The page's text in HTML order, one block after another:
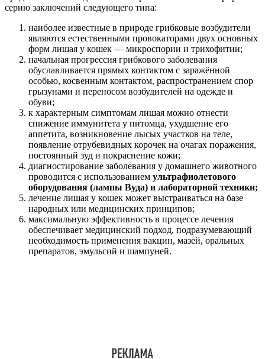
серию заключений следующего типа:
наиболее известные в природе грибковые возбудители
являются естественными провокаторами двух основных
форм лишая у кошек — микроспории и трихофитии;
начальная прогрессия грибкового заболевания
обуславливается прямых контактом с заражённой
особью, косвенным контактом, распространением спор
грызунами и переносом возбудителей на одежде и
обуви;
к характерным симптомам лишая можно отнести
снижение иммунитета у питомца, ухудшение его
аппетита, возникновение лысых участков на теле,
появление отрубевидных корочек на очагах поражения,
постоянный зуд и покраснение кожи;
диагностирование заболевания у домашнего животного
проводится с использованием ультрафиолетового
оборудования (лампы Вуда) и лабораторной техники;
лечение лишая у кошек может выстраиваться на базе
народных или медицинских принципов;
максимальную эффективность в процессе лечения
обеспечивает медицинский подход, подразумевающий
необходимость применения вакцин, мазей, оральных
препаратов, эмульсий и шампуней.